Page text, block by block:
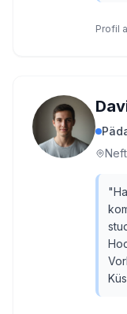
Profil
"